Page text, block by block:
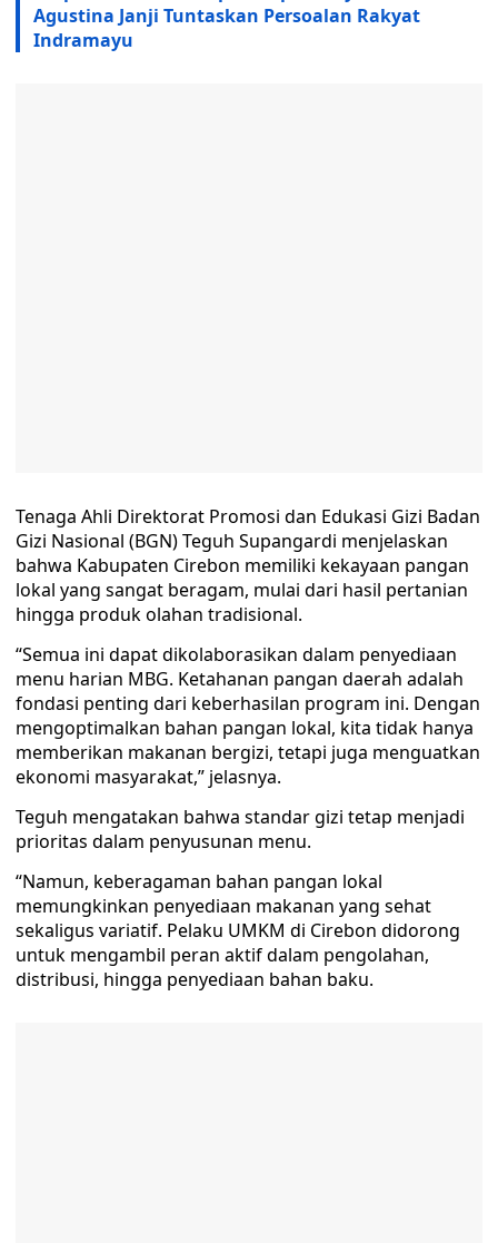
Agustina Janji Tuntaskan Persoalan Rakyat
Indramayu
Tenaga Ahli Direktorat Promosi dan Edukasi Gizi Badan
Gizi Nasional (BGN) Teguh Supangardi menjelaskan
bahwa Kabupaten Cirebon memiliki kekayaan pangan
lokal yang sangat beragam, mulai dari hasil pertanian
hingga produk olahan tradisional.
“Semua ini dapat dikolaborasikan dalam penyediaan
menu harian MBG. Ketahanan pangan daerah adalah
fondasi penting dari keberhasilan program ini. Dengan
mengoptimalkan bahan pangan lokal, kita tidak hanya
memberikan makanan bergizi, tetapi juga menguatkan
ekonomi masyarakat,” jelasnya.
Teguh mengatakan bahwa standar gizi tetap menjadi
prioritas dalam penyusunan menu.
“Namun, keberagaman bahan pangan lokal
memungkinkan penyediaan makanan yang sehat
sekaligus variatif. Pelaku UMKM di Cirebon didorong
untuk mengambil peran aktif dalam pengolahan,
distribusi, hingga penyediaan bahan baku.